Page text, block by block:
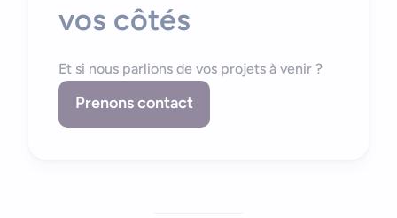
vos côtés
Et si nous parlions de vos projets à venir ?
Prenons contact